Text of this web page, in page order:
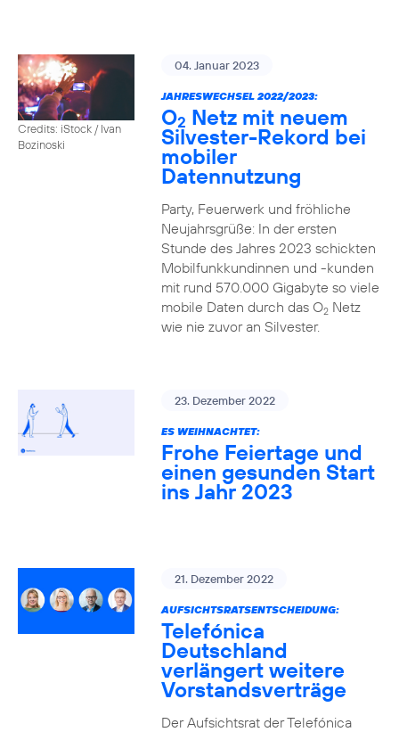
Credits: iStock / Ivan
Bozinoski
04. Januar 2023
JAHRESWECHSEL 2022/2023:
O2 Netz mit neuem
Silvester-Rekord bei
mobiler
Datennutzung
Party, Feuerwerk und fröhliche
Neujahrsgrüße: In der ersten
Stunde des Jahres 2023 schickten
Mobilfunkkundinnen und -kunden
mit rund 570.000 Gigabyte so viele
mobile Daten durch das O2Netz
wie nie zuvor an Silvester.
23. Dezember 2022
ES WEIHNACHTET:
Frohe Feiertage und
einen gesunden Start
ins Jahr 2023
21. Dezember 2022
AUFSICHTSRATSENTSCHEIDUNG:
Telefónica
Deutschland
verlängert weitere
Vorstandsverträge
Der Aufsichtsrat der Telefónica